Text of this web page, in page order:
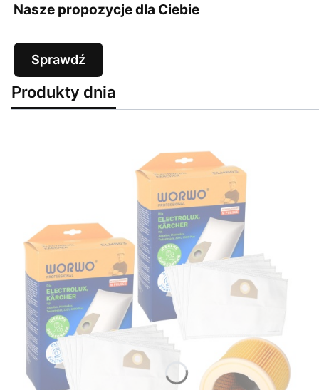
Nasze propozycje dla Ciebie
Sprawdź
Produkty dnia